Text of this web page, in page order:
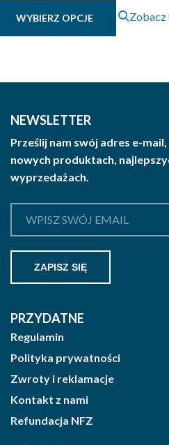
WYBIERZ OPCJE
Ten
produkt
na
stronie
Zobacz
NEWSLETTER
Prześlij nam swój adres e-
nowych produktach,
wyprzedażach.
PRZYDATNE
Regulamin
Polityka prywatności
Zwroty i reklamacje
Kontakt z nami
Refundacja NFZ